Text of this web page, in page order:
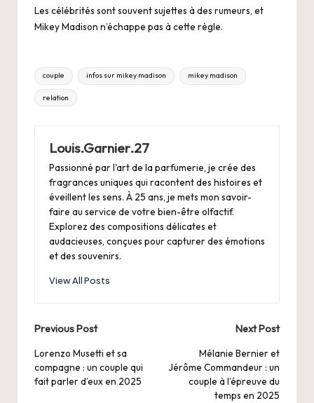
Les célébrités sont souvent sujettes à des rumeurs, et
Mikey Madison n’échappe pas à cette règle.
Tags:
couple infos sur mikey madison mikey madison
relation
Louis.Garnier.27
Passionné par l'art de la parfumerie, je crée des
fragrances uniques qui racontent des histoires et
éveillent les sens. À 25 ans, je mets mon savoir-
faire au service de votre bien-être olfactif.
Explorez des compositions délicates et
audacieuses, conçues pour capturer des émotions
et des souvenirs.
View All Posts
Post
navigation
Previous Post
Lorenzo Musetti et sa
compagne : un couple qui
fait parler d’eux en 2025
Next Post
Mélanie Bernier et
Jérôme Commandeur : un
couple à l’épreuve du
temps en 2025